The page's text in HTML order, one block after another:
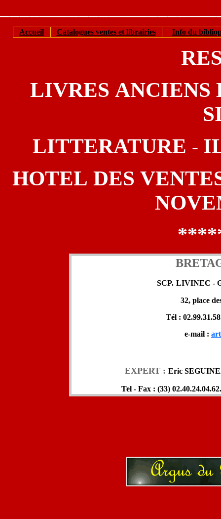
Accueil Catalogues ventes et librairies Info du
LIVRES ANCIENS
LITTERATURE -
HOTEL DES
SCP. LIVINEC -
32, place
Tél :
e-mail :
EXPERT : Eric
Tel - Fax : (33)